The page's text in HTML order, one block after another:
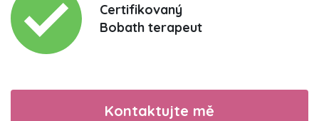
Certifikovaný
Bobath terapeut
Kontaktujte mě